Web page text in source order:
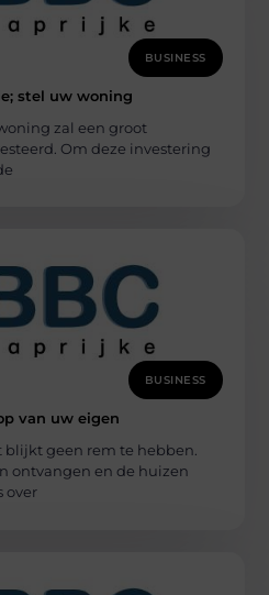
BUSINESS
stel uw woning
zal een groot
Om deze investering
BUSINESS
van uw eigen
geen rem te hebben.
ontvangen en de huizen
over